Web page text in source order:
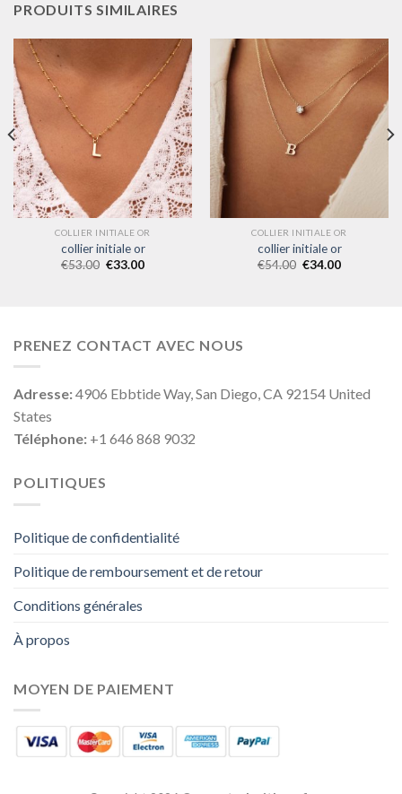
PRODUITS SIMILAIRES
COLLIER INITIALE OR
collier initiale or
€53.00 €33.00
COLLIER INITIALE OR
collier initiale or
€54.00 €34.00
PRENEZ CONTACT AVEC NOUS
Adresse:4906 Ebbtide Way, San Diego, CA 92154 United
States
Téléphone: +1 646 868 9032
POLITIQUES
Politique de confidentialité
Politique de remboursement et de retour
Conditions générales
À propos
MOYEN DE PAIEMENT